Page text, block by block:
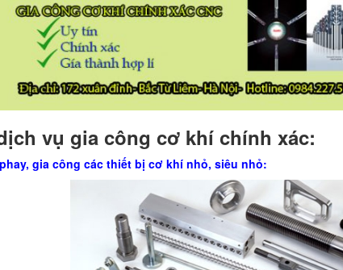
vụ gia công cơ khí chính xác:
gia công các thiết bị cơ khí nhỏ, siêu nhỏ: